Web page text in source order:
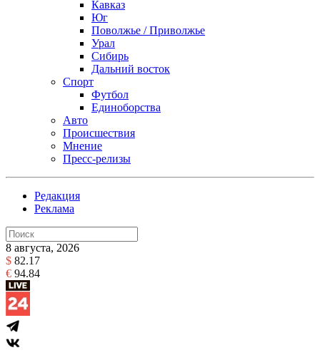
Кавказ
Юг
Поволжье / Приволжье
Урал
Сибирь
Дальний восток
Спорт
Футбол
Единоборства
Авто
Происшествия
Мнение
Пресс-релизы
Редакция
Реклама
8 августа, 2026
$ 82.17
€ 94.84